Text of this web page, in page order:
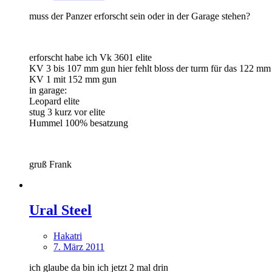
muss der Panzer erforscht sein oder in der Garage stehen?
erforscht habe ich Vk 3601 elite
KV 3 bis 107 mm gun hier fehlt bloss der turm für das 122
KV 1 mit 152 mm gun
in garage:
Leopard elite
stug 3 kurz vor elite
Hummel 100% besatzung
gruß Frank
Ural Steel
Hakatri
7. März 2011
ich glaube da bin ich jetzt 2 mal drin